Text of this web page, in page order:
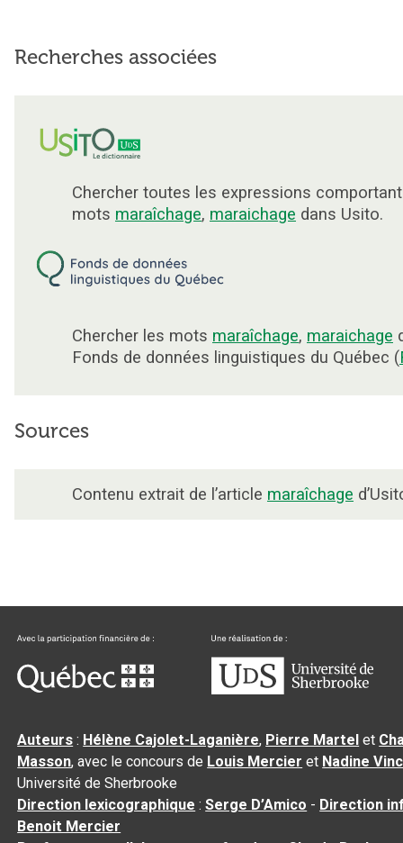
Recherches associées
Chercher toutes les expressions
mots maraîchage, maraichage dans Usito.
Chercher les mots maraîchage, maraichage
Fonds de données linguistiques du Québec (
Sources
Contenu extrait de l’article maraîchage
Auteurs : Hélène Cajolet-Laganière, Pierre Martel et
Masson, avec le concours de Louis Mercier et Nadine
Université de Sherbrooke
Direction lexicographique :Serge D’Amico - Direction
Benoit Mercier